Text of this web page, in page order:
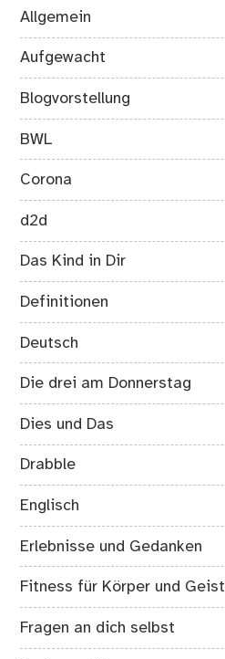
Allgemein
Aufgewacht
Blogvorstellung
BWL
Corona
d2d
Das Kind in Dir
Definitionen
Deutsch
Die drei am Donnerstag
Dies und Das
Drabble
Englisch
Erlebnisse und Gedanken
Fitness für Körper und Geist
Fragen an dich selbst